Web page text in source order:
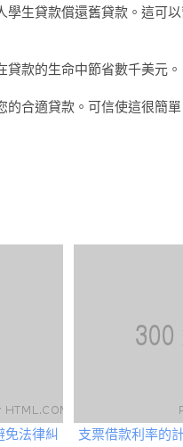
生貸款償還舊貸款。這可
款的生命中節省數千美元。
合適貸款。可信使這很簡
免法律糾 支票借款利率的